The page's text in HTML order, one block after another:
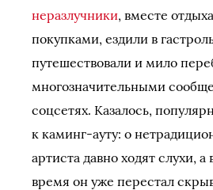
неразлучники, вместе
покупками, ездили в
путешествовали и мило
многозначительными
соцсетях. Казалось,
к каминг-ауту: о
артиста давно ходят слухи, а
время он уже перестал